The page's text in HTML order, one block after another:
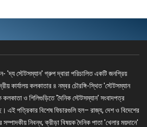
'দ্য স্টেটসম্যান' গ্রুপ দ্বারা পরিচালিত একটি জনপ্রিয়
কার্যালয় কলকাতার ৪ নম্বর চৌরঙ্গি-স্থিত 'স্টেটসম্যান
ও শিলিগুড়িতে 'দৈনিক স্টেটসম্যান' সংবাদপত্র
এই পত্রিকার বিশেষ ফিচারগুলি হল– রাজ্য, দেশ ও বিদেশের
নিবন্ধ, ক্রীড়া বিষয়ক দৈনিক পাতা 'খেলার ময়দানে'